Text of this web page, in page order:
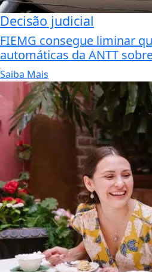
Decisão judicial
FIEMG consegue liminar
automáticas da ANTT
Saiba Mais